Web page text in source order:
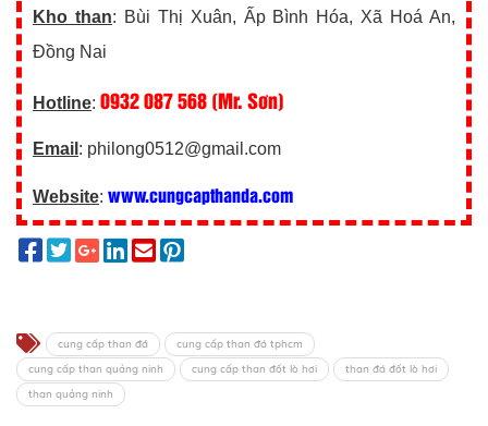
Kho than: Bùi Thị Xuân, Ấp Bình Hóa, Xã Hoá An,
Đồng Nai
Hotline: 0932 087 568 (Mr. Sơn)
Email : philong0512@gmail.com
Website: www.cungcapthanda.com
cung cấp than đá
cung cấp than đá tphcm
cung cấp than quảng ninh
cung cấp than đốt lò hơi
than đá đốt lò hơi
than quảng ninh